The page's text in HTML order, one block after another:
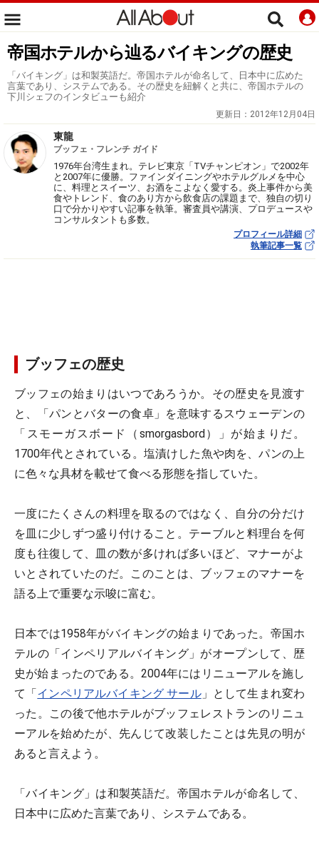
帝国ホテルから辿るバイキングの歴史
「バイキング」は和製英語だ。帝国ホテルが命名して、日本中に広めた
言葉であり、システムである。その歴史を紐解くと共に、帝国ホテルの
下川シェフのインタビューも紹介
更新日： 2012年12月04日
東龍
ブッフェ・フレンチ ガイド
1976年台湾生まれ。テレビ東京「TVチャンピオン」で2002年
と2007年に優勝。ファインダイニングやホテルグルメを中心
に、料理とスイーツ、お酒をこよなく愛する。炎上事件から美
食やトレンド、食のあり方から飲食店の課題まで、独自の切り
口で分かりやすい記事を執筆。審査員や講演、プロデュースや
コンサルタントも多数。
プロフィール詳細
執筆記事一覧
ブッフェの歴史
ブッフェの始まりはいつであろうか。その歴史を見渡す
と、「パンとバターの食卓」を意味するスウェーデンの
「スモーガスボード（smorgasbord）」が始まりだ。
1700年代とされている。塩漬けした魚や肉を、パンの上
に色々な具材を載せて食べる形態を指していた。
一度にたくさんの料理を取るのではなく、自分の分だけ
を皿に少しずつ盛り付けること。テーブルと料理台を何
度も往復して、皿の数が多ければ多いほど、マナーがよ
いとされていたのだ。このことは、ブッフェのマナーを
語る上で重要な示唆に富む。
日本では1958年がバイキングの始まりであった。帝国ホ
テルの「インペリアルバイキング」がオープンして、歴
史が始まったのである。2004年にはリニューアルを施し
て「インペリアルバイキング サール」として生まれ変わ
った。この後で他ホテルがブッフェレストランのリニュ
ーアルを始めたが、先んじて改装したことは先見の明が
あると言えよう。
「バイキング」は和製英語だ。帝国ホテルが命名して、
日本中に広めた言葉であり、システムである。